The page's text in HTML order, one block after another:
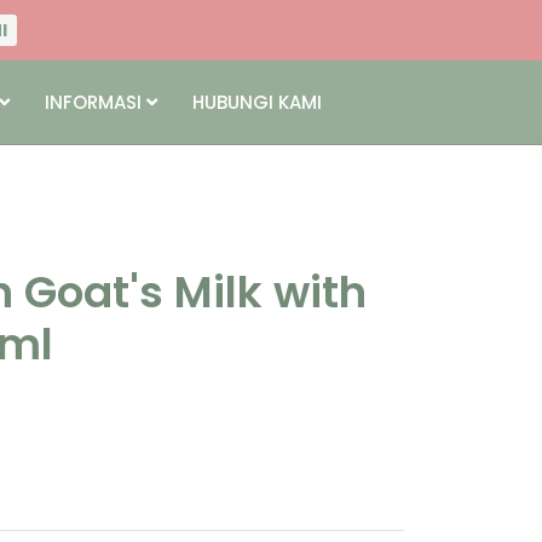
INFORMASI HUBUNGI KAMI
Goat's Milk with